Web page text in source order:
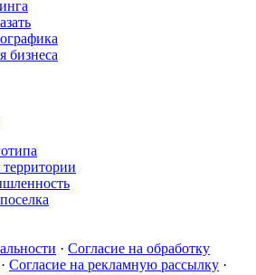
бизнеса
· Согласие на обработку
· Согласие на рекламную рассылку ·